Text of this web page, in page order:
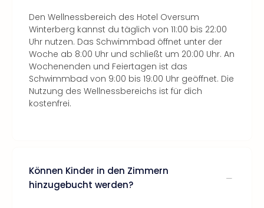
Den Wellnessbereich des Hotel Oversum
Winterberg kannst du täglich von 11:00 bis 22:00
Uhr nutzen. Das Schwimmbad öffnet unter der
Woche ab 8:00 Uhr und schließt um 20:00 Uhr. An
Wochenenden und Feiertagen ist das
Schwimmbad von 9:00 bis 19:00 Uhr geöffnet. Die
Nutzung des Wellnessbereichs ist für dich
kostenfrei.
Können Kinder in den Zimmern
hinzugebucht werden?